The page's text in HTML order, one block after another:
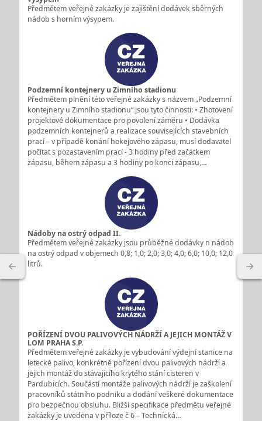
Předmětem veřejné zakázky je zajištění dodávek sběrných
nádob s horním výsypem.
Podzemní kontejnery u Zimního stadionu
Předmětem plnění této veřejné zakázky s názvem „Podzemní
kontejnery u Zimního stadionu“ jsou tyto činnosti: • Zhotovení
projektové dokumentace pro povolení záměru • Dodávka
podzemních kontejnerů a realizace souvisejících stavebních
prací – v případě konání hokejového zápasu, musí dodavatel
počítat s pozastavením prací - 3 hodiny před začátkem
zápasu, během zápasu a 3 hodiny po konci zápasu,…
Nádoby na ostrý odpad II.
Předmětem veřejné zakázky jsou průběžné dodávky n nádob
na ostrý odpad v objemech 0,8; 1,0; 2,0; 3,0; 4,0; 6,0; 10,0; 12,0
litrů.
POŘÍZENÍ DVOU PALIVOVÝCH NÁDRŽÍ A JEJICH MONTÁŽ V
LOM PRAHA S.P.
Předmětem veřejné zakázky je vybudování výdejní stanice na
letecké palivo, konkrétně pořízení dvou palivových nádrží a
jejich montáž do stávajícího krytého stání cisteren v
Pardubicích. Součástí montáže palivových nádrží je zaškolení
pracovníků státního podniku a dodání veškeré dokumentace
pro bezpečnou obsluhu. Bližší specifikace předmětu veřejné
zakázky je uvedena v příloze č 6 – Technická…